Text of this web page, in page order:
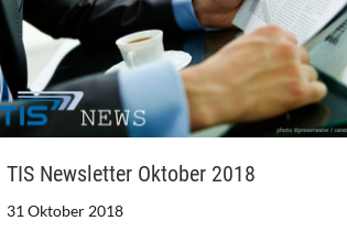
TIS Newsletter Oktober 2018
31 Oktober 2018